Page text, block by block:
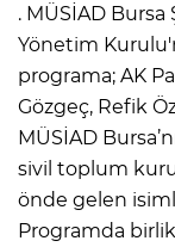
. MÜSİAD Bursa
Yönetim
programa; AK
Gözgeç, Refik
MÜSİAD
sivil toplum
önde gelen
Programda